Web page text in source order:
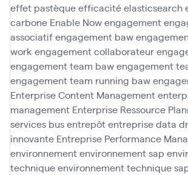
effet pastèqueefficacitéelasticsearch
carbone Enable Nowengagement
associatifengagement baw
work engagement collaborateur
engagement team bawengagement
engagement team running baw
Enterprise Content Management
management Enterprise Ressource
services busentrepôtentreprise data
innovante Entreprise Performance
environnementenvironnement sap
techniqueenvironnement technique